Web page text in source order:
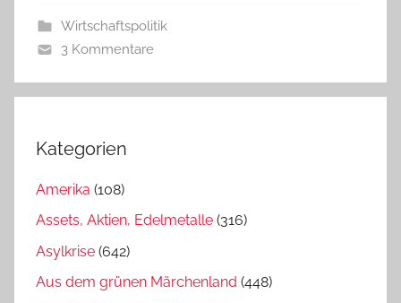
Wirtschaftspolitik
3 Kommentare
Kategorien
Amerika (108)
Assets, Aktien, Edelmetalle (316)
Asylkrise (642)
Aus dem grünen Märchenland (448)